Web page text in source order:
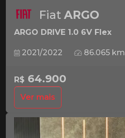
Fiat ARGO
ARGO DRIVE 1.0 6V Flex
2021/2022 86.065 km
R$ 64.900
Ver mais